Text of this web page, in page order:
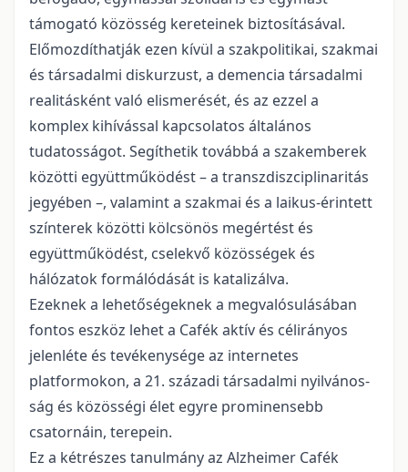
támogató közösség kereteinek biztosításával.
Előmozdíthatják ezen kívül a szakpolitikai, szakmai
és társa­dalmi diskurzust, a demencia társadalmi
realitásként való elismerését, és az ezzel a
komplex ki­hívással kapcsolatos általános
tudatosságot. Segíthetik továbbá a szakemberek
közötti együtt­működést – a transzdiszciplinaritás
jegyében –, valamint a szakmai és a laikus-érintett
színterek közötti kölcsönös megértést és
együttműködést, cselekvő közösségek és
hálózatok formálódását is katalizálva.
Ezeknek a lehetőségeknek a megvalósulásában
fontos eszköz lehet a Cafék aktív és célirá­nyos
jelenléte és tevékenysége az internetes
platformokon, a 21. századi társadalmi nyilvános­
ság és közösségi élet egyre prominensebb
csatornáin, terepein.
Ez a kétrészes tanulmány az Alzheimer Cafék